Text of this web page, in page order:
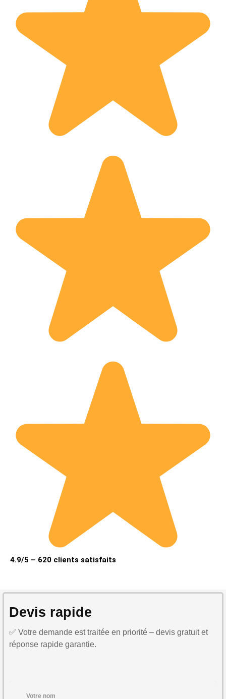
4.9/5 – 620 clients satisfaits
Devis rapide
✅ Votre demande est traitée en priorité – devis gratuit et
réponse rapide garantie.
Votre nom